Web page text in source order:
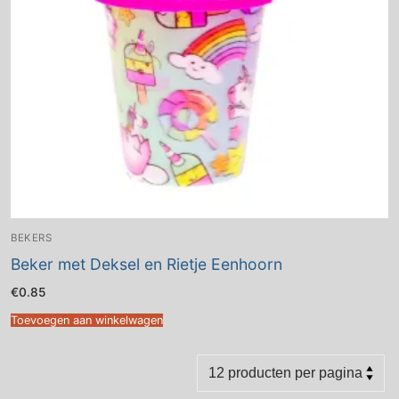
BEKERS
Beker met Deksel en Rietje Eenhoorn
€0.85
Toevoegen aan winkelwagen